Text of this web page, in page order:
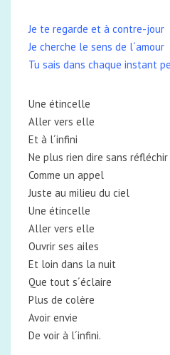
Je te regarde et à contre-jour
Je cherche le sens de l´amour
Tu sais dans chaque instant
Une étincelle
Aller vers elle
Et à l´infini
Ne plus rien dire sans réfléchir
Comme un appel
Juste au milieu du ciel
Une étincelle
Aller vers elle
Ouvrir ses ailes
Et loin dans la nuit
Que tout s´éclaire
Plus de colère
Avoir envie
De voir à l´infini.